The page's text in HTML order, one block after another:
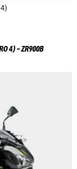
4) - ZR900B